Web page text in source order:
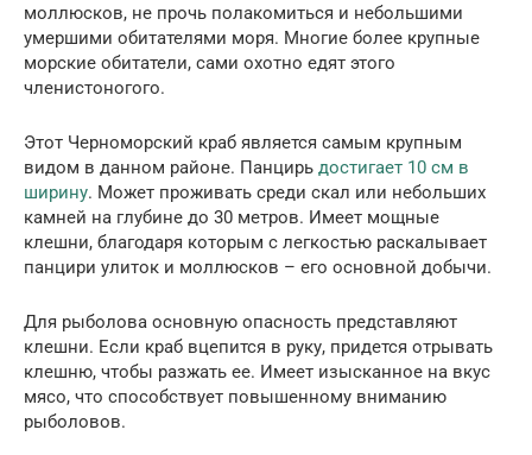
моллюсков, не прочь полакомиться и небольшими
умершими обитателями моря. Многие более крупные
морские обитатели, сами охотно едят этого
членистоногого.
Этот Черноморский краб является самым крупным
видом в данном районе. Панцирь достигает 10 см в
ширину. Может проживать среди скал или небольших
камней на глубине до 30 метров. Имеет мощные
клешни, благодаря которым с легкостью раскалывает
панцири улиток и моллюсков – его основной добычи.
Для рыболова основную опасность представляют
клешни. Если краб вцепится в руку, придется отрывать
клешню, чтобы разжать ее. Имеет изысканное на вкус
мясо, что способствует повышенному вниманию
рыболовов.